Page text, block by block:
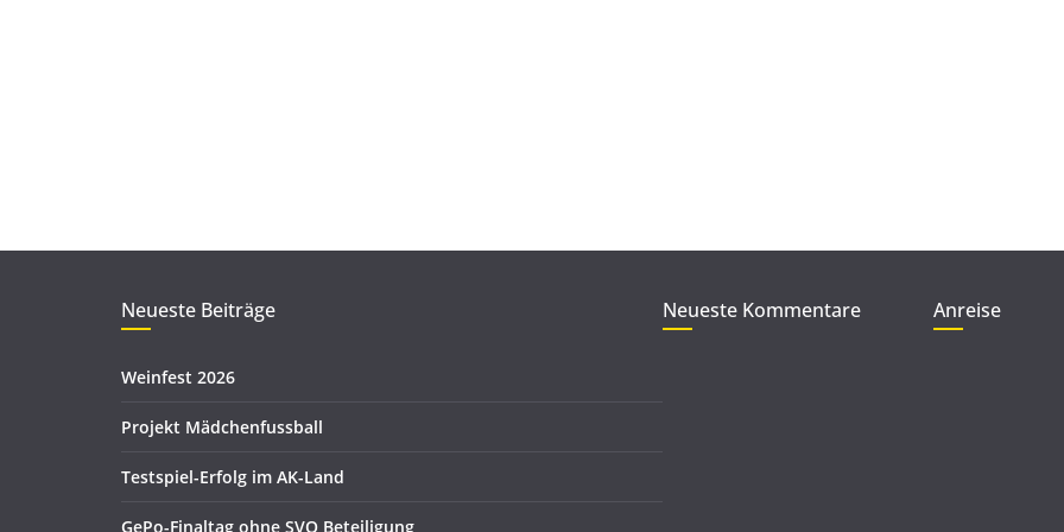
Neueste Beiträge
Weinfest 2026
Projekt Mädchenfussball
Testspiel-Erfolg im AK-Land
GePo-Finaltag ohne SVO Beteiligung
Neueste Kommentare Anreise